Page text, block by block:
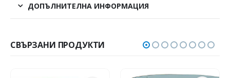
ДОПЪЛНИТЕЛНА ИНФОРМАЦИЯ
СВЪРЗАНИ ПРОДУКТИ